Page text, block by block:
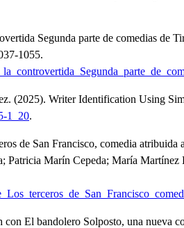
Segunda parte de comedias de
1055.
(2025). Writer Identification Using
1_20.
de San Francisco, comedia atribuida
Patricia Marín Cepeda; María
con El bandolero Solposto, una nueva